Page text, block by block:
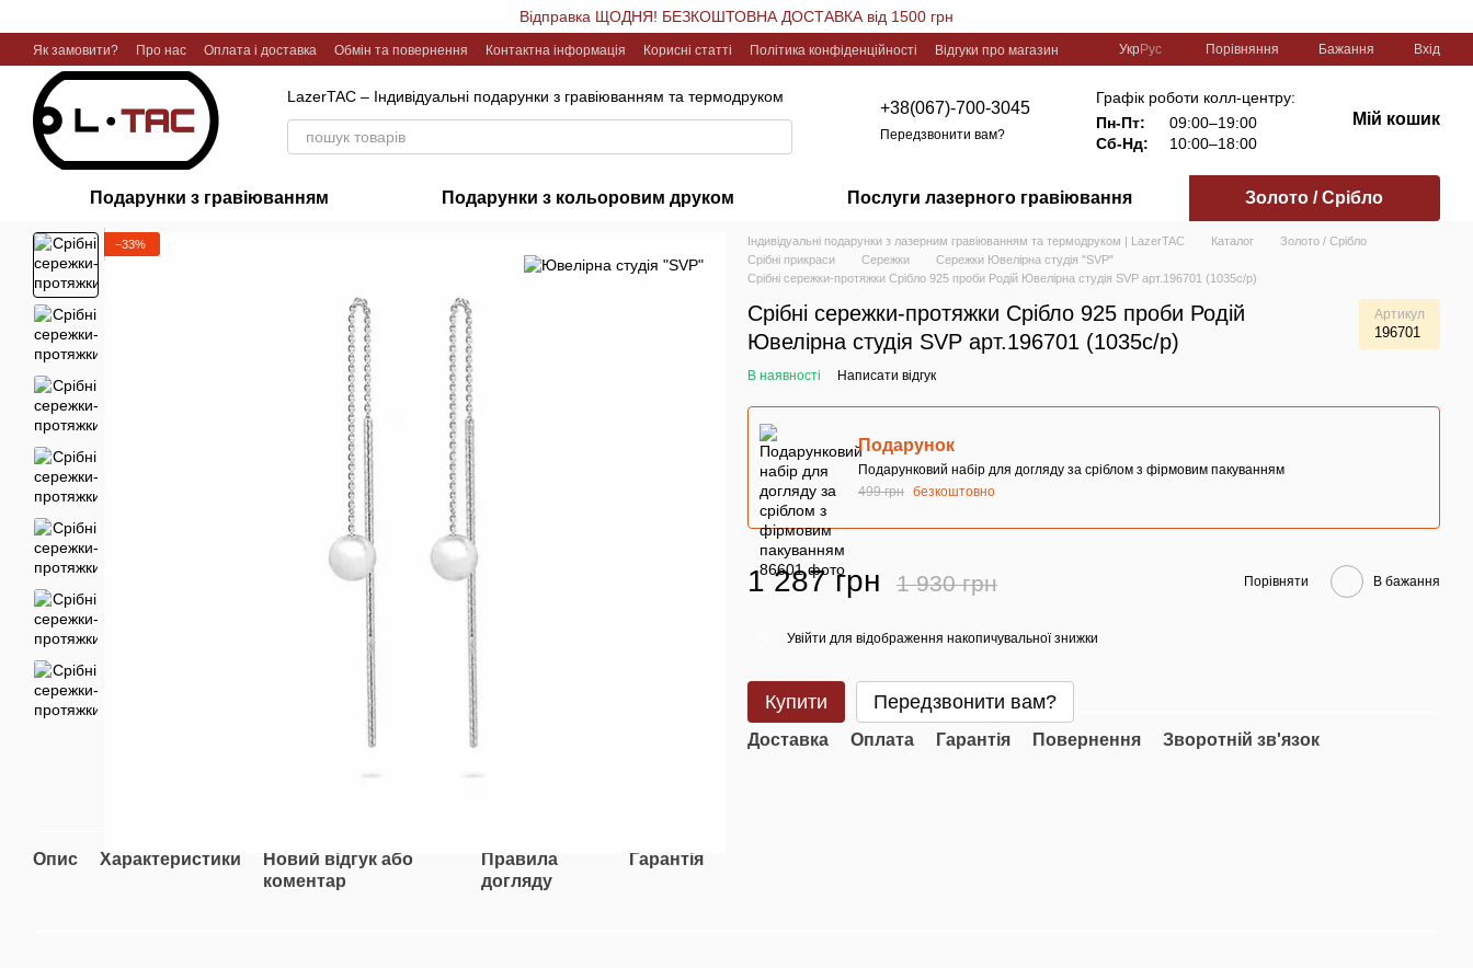
Відправка ЩОДНЯ! БЕЗКОШТОВНА ДОСТАВКА від 1500 грн
Як замовити? Про нас Оплата і доставка Обмін та повернення Контактна інформація Корисні статті Політика конфіденційності
Відгуки про магазин
Галерея робіт
УкрРус Порівняння Бажання Вхід
LazerTAC – Індивідуальні подарунки з гравіюванням та термодруком
+38(067)-700-3045
Передзвонити вам?
Графік роботи колл-центру:
Пн-Пт:
09:00–19:00
Сб-Нд:
10:00–18:00
Мій кошик
Подарунки з гравіюванням Подарунки з кольоровим друком Послуги лазерного гравіювання Золото / Срібло
−33%
Опис Характеристики
Новий відгук або
коментар
Правила
догляду
Гарантія
Індивідуальні подарунки з лазерним гравіюванням та термодруком | LazerTAC Каталог
Золото / Срібло
Срібні прикраси
Сережки
Сережки Ювелірна студія "SVP"
Срібні сережки-протяжки Срібло 925 проби Родій Ювелірна студія SVP арт.196701 (1035с/р)
Срібні сережки-протяжки Срібло 925 проби Родій
Ювелірна студія SVP арт.196701 (1035с/р)
Артикул
196701
В наявності Написати відгук
Подарунок
Подарунковий набір для догляду за сріблом з фірмовим пакуванням
499 грн безкоштовно
1 287 грн 1 930 грн Порівняти В бажання
Увійти для відображення накопичувальної знижки
Купити Передзвонити вам?
Доставка Оплата Гарантія Повернення Зворотній зв'язок